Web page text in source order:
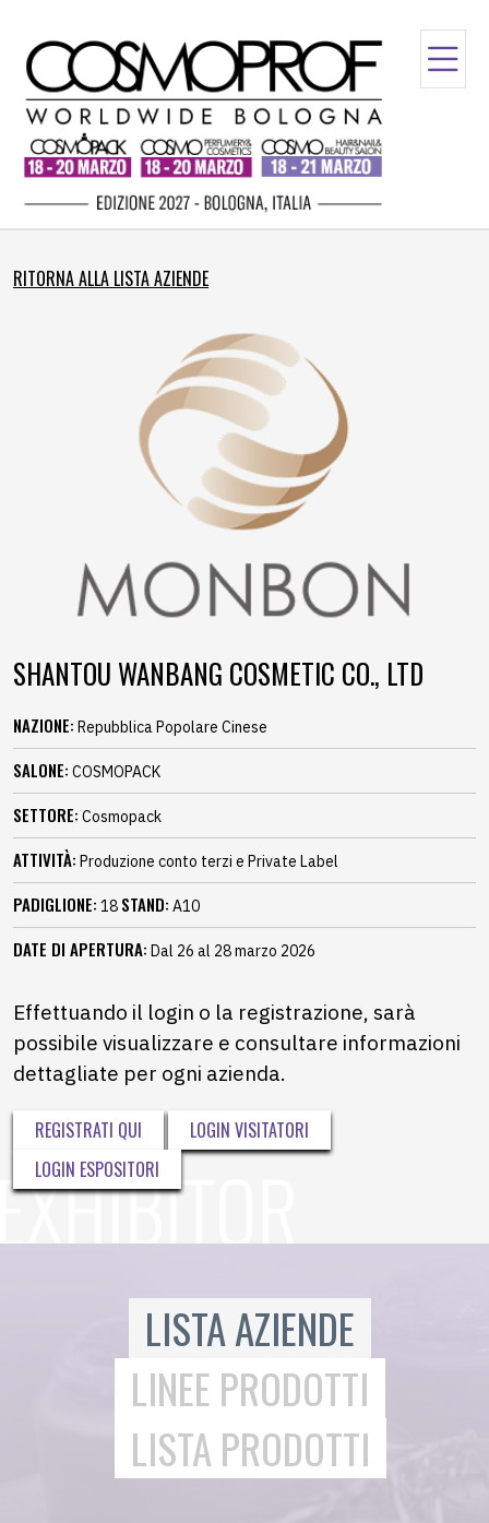
RITORNA ALLA LISTA AZIENDE
SHANTOU WANBANG COSMETIC CO., LTD
NAZIONE: Repubblica Popolare Cinese
SALONE: COSMOPACK
SETTORE: Cosmopack
ATTIVITÀ: Produzione conto terzi e Private Label
PADIGLIONE: 18 STAND: A10
DATE DI APERTURA: Dal 26 al 28 marzo 2026
Effettuando il login o la registrazione, sarà
possibile visualizzare e consultare informazioni
dettagliate per ogni azienda.
REGISTRATI QUI
LOGIN VISITATORI
LOGIN ESPOSITORI
LISTA AZIENDE
LINEE PRODOTTI
LISTA PRODOTTI